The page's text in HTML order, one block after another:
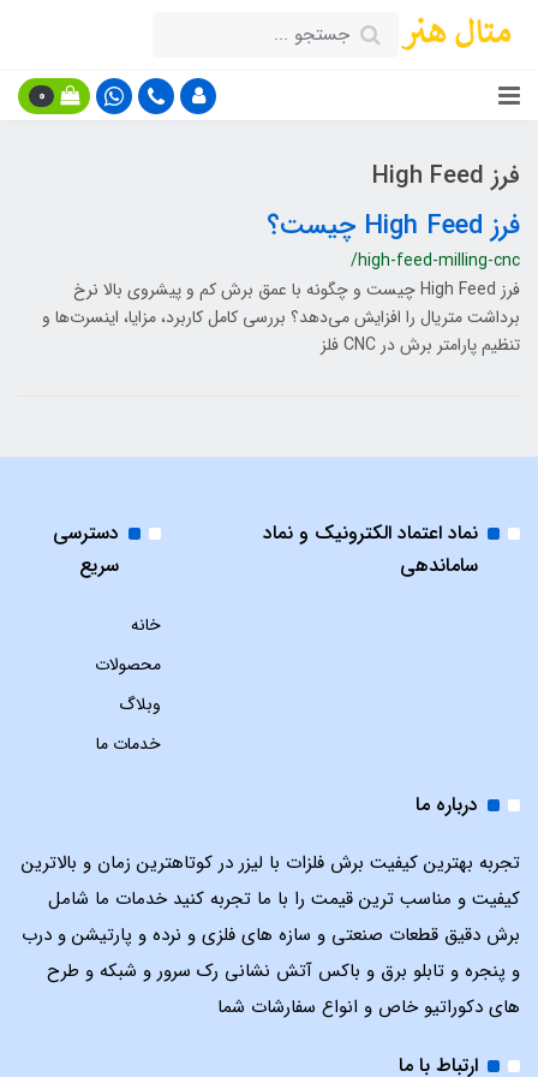
0
فرز High Feed
فرز High Feed چیست؟
/high-feed-milling-cnc
فرز High Feed چیست و چگونه با عمق برش کم و پیشروی بالا نرخ
برداشت متریال را افزایش می‌دهد؟ بررسی کامل کاربرد، مزایا، اینسرت‌ها و
تنظیم پارامتر برش در CNC فلز
نماد اعتماد الکترونیک و نماد
ساماندهی
دسترسی
سریع
خانه
محصولات
وبلاگ
خدمات ما
درباره ما
تجربه بهترین کیفیت برش فلزات با لیزر در کوتاهترین زمان و بالاترین
کیفیت و مناسب ترین قیمت را با ما تجربه کنید خدمات ما شامل
برش دقیق قطعات صنعتی و سازه های فلزی و نرده و پارتیشن و درب
و پنجره و تابلو برق و باکس آتش نشانی رک سرور و شبکه و طرح
های دکوراتیو خاص و انواع سفارشات شما
ارتباط با ما